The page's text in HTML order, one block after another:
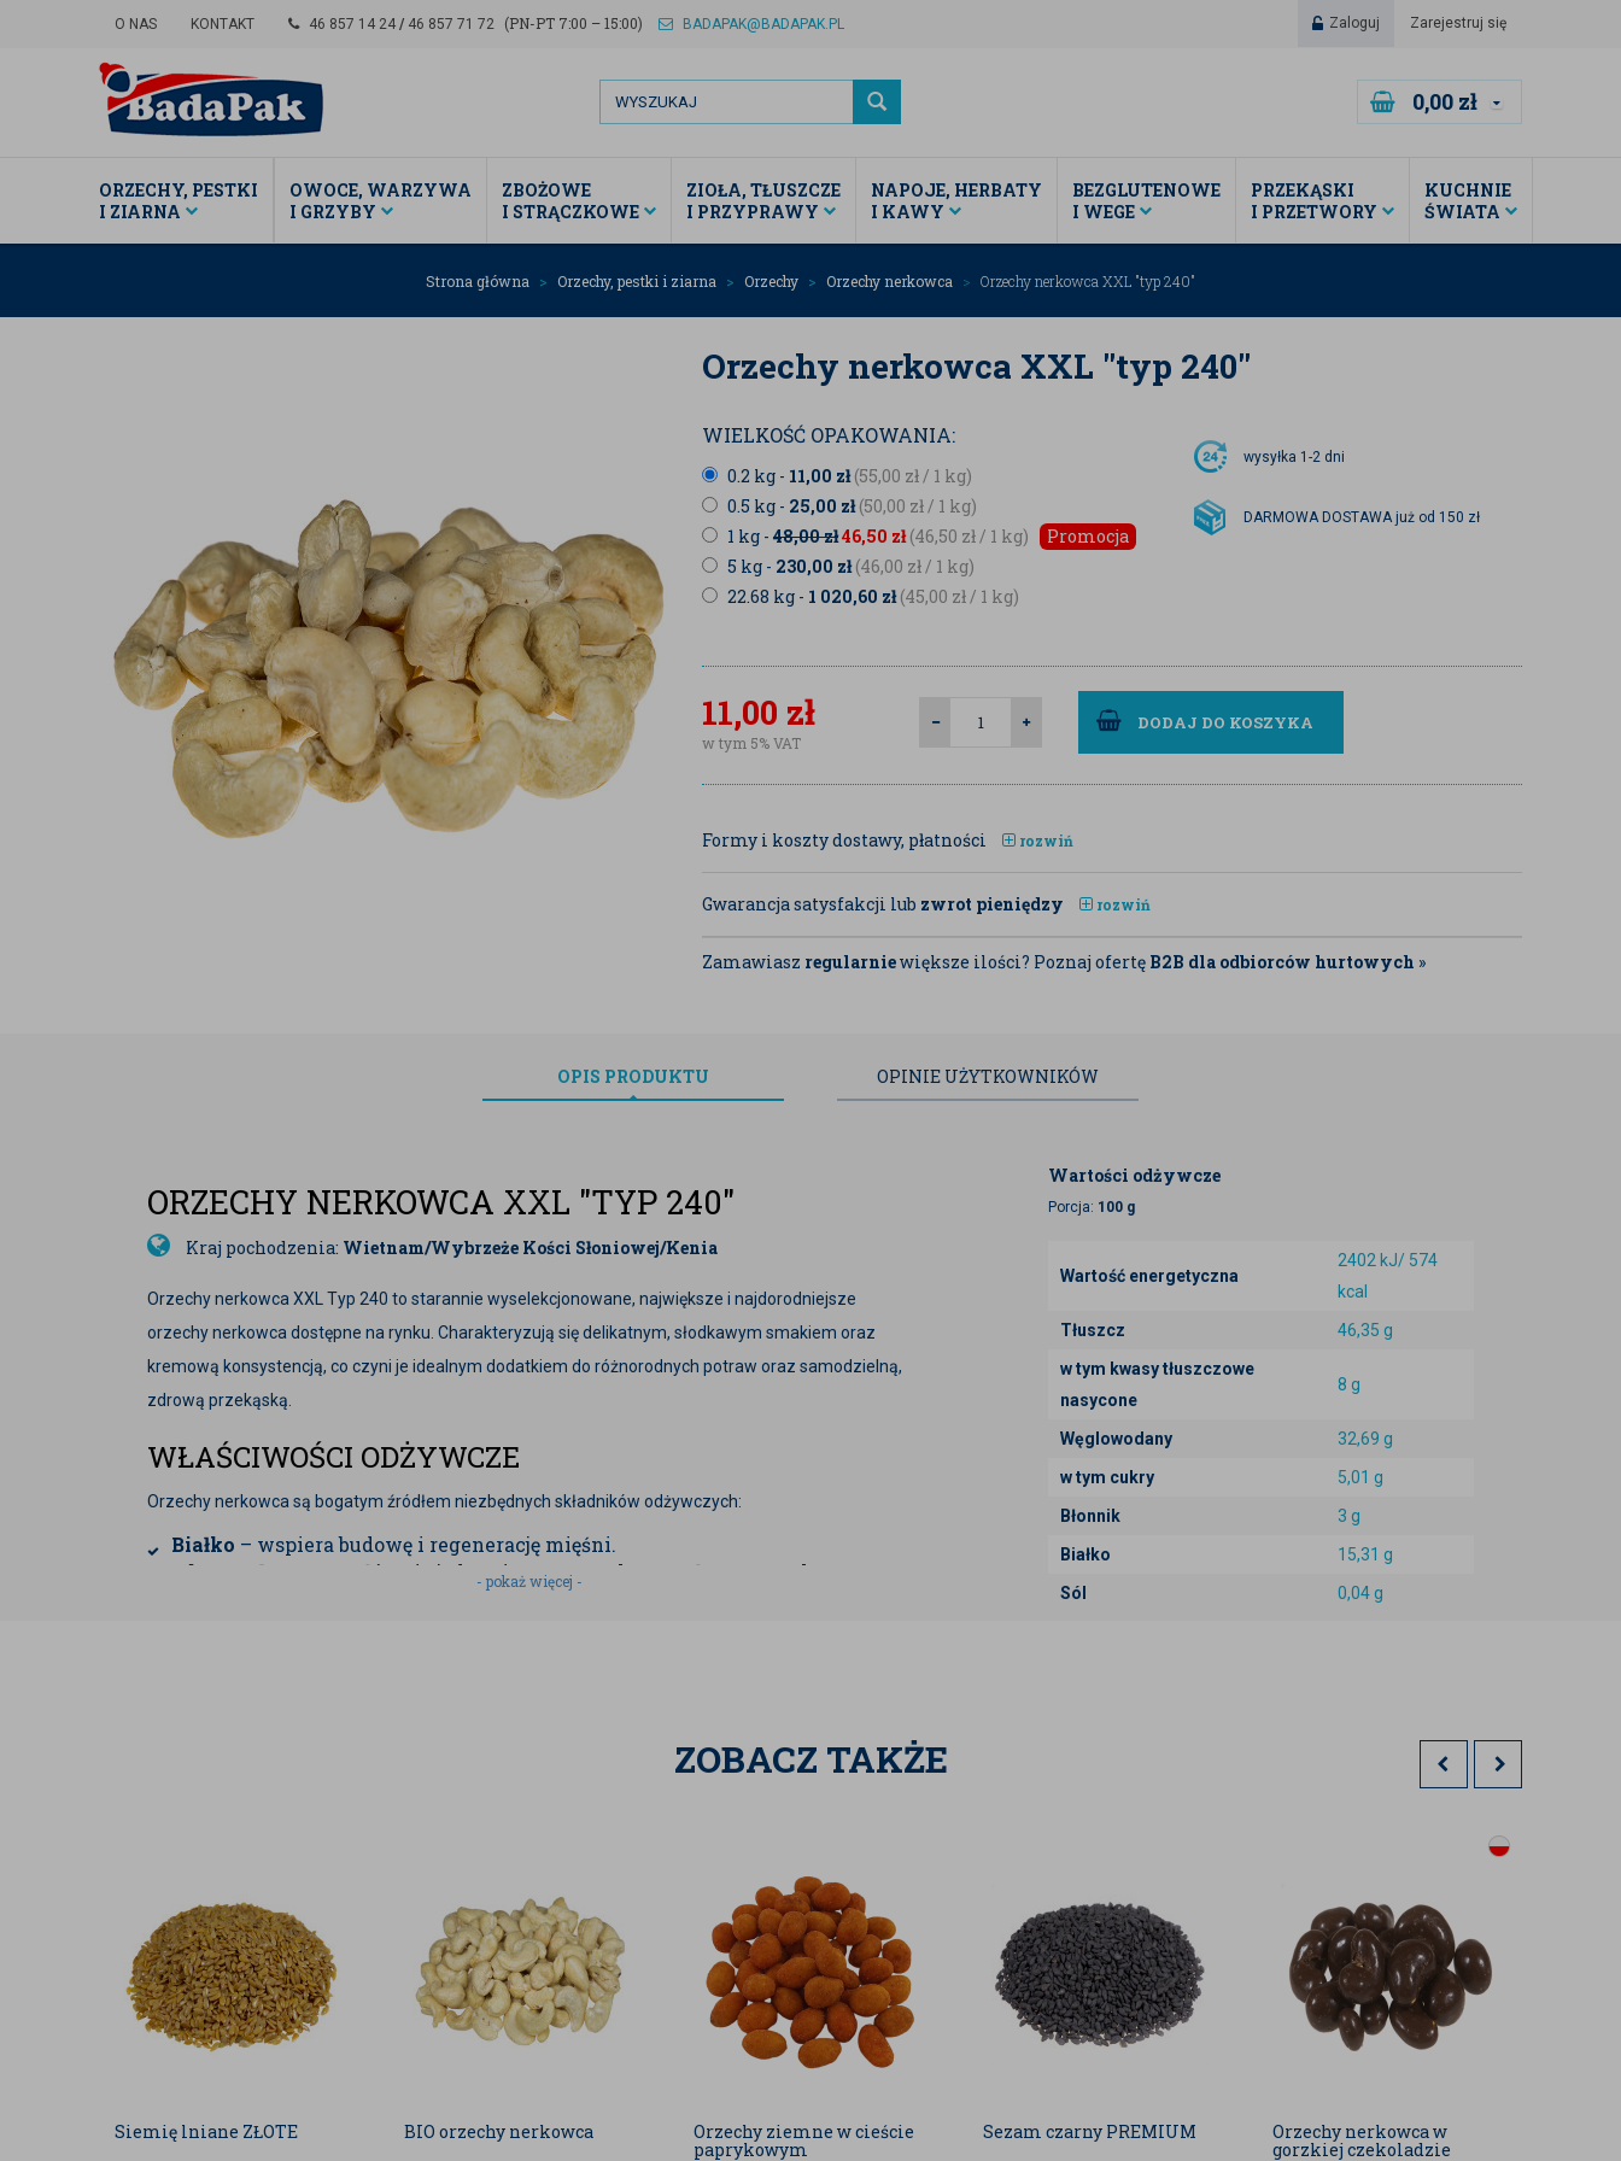
O NAS KONTAKT 46 857 14 24 / 46 857 71 72 (PN-PT 7:00 – 15:00) BADAPAK@BADAPAK.PL Zaloguj Zarejestruj się
0,00 zł
ORZECHY, PESTKI
I ZIARNA
OWOCE, WARZYWA
I GRZYBY
ZBOŻOWE
I STRĄCZKOWE
ZIOŁA, TŁUSZCZE
I PRZYPRAWY
NAPOJE, HERBATY
I KAWY
BEZGLUTENOWE
I WEGE
PRZEKĄSKI
I PRZETWORY
KUCHNIE
ŚWIATA
Strona główna Orzechy, pestki i ziarna Orzechy Orzechy nerkowca Orzechy nerkowca XXL "typ 240"
Orzechy nerkowca XXL "typ 240"
WIELKOŚĆ OPAKOWANIA:
0.2 kg - 11,00 zł(55,00 zł/ 1 kg)
0.5 kg - 25,00 zł(50,00 zł/ 1 kg)
1 kg - 48,00zł46,50 zł(46,50 zł/ 1 kg)
Promocja
5 kg - 230,00 zł(46,00 zł/ 1 kg)
22.68 kg - 1 020,60 zł(45,00 zł/ 1 kg)
wysyłka 1-2 dni
DARMOWA DOSTAWA już od 150 zł
11,00 zł
w tym 5% VAT
DODAJ DO KOSZYKA
Formy i koszty dostawy, płatności rozwiń
Gwarancja satysfakcji lub zwrot pieniędzy rozwiń
Zamawiasz regularniewiększe ilości? Poznaj ofertę B2B dla odbiorców hurtowych »
OPIS PRODUKTU OPINIE UŻYTKOWNIKÓW
ORZECHY NERKOWCA XXL "TYP 240"
Kraj pochodzenia: Wietnam/Wybrzeże Kości Słoniowej/Kenia
Orzechy nerkowca XXL Typ 240 to starannie wyselekcjonowane, największe i najdorodniejsze
orzechy nerkowca dostępne na rynku. Charakteryzują się delikatnym, słodkawym smakiem oraz
kremową konsystencją, co czyni je idealnym dodatkiem do różnorodnych potraw oraz samodzielną,
zdrową przekąską.
WŁAŚCIWOŚCI ODŻYWCZE
Orzechy nerkowca są bogatym źródłem niezbędnych składników odżywczych:
Białko – wspiera budowę i regenerację mięśni.
Zdrowe tłuszcze
– głównie jednonienasycone kwasy tłuszczowe korzystne
Regulacja poziomu cukru we krwi
– niski indeks glikemiczny sprawia, że
są odpowiednie dla osób z cukrzycą lub zagrożonych jej rozwojem.
Wzmocnienie układu nerwowego– magnez i witaminy z grupy B
wspierają funkcjonowanie układu nerwowego, pomagając w redukcji stresu i
poprawie nastroju.
Wsparcie dla kości i zębów– zawartość fosforu i magnezu przyczynia się
do utrzymania zdrowych kości i zębów.
Poprawa kondycji skóry i włosów
– obecność miedzi i innych minerałów
wspiera produkcję kolagenu i elastyny, wpływając na zdrowy wygląd skóry
ZASTOSOWANIE W KUCHNI
- pokaż więcej -
Wartości odżywcze
Porcja: 100 g
Wartość energetyczna
2402 kJ/ 574
kcal
Tłuszcz
46,35 g
w tym kwasy tłuszczowe
nasycone
8 g
Węglowodany
32,69 g
w tym cukry
5,01 g
Błonnik
3 g
Białko
15,31 g
Sól
0,04 g
ZOBACZ TAKŻE
Siemię lniane ZŁOTE BIO orzechy nerkowca Orzechy ziemne w cieście
paprykowym
Sezam czarny PREMIUM Orzechy nerkowca w
gorzkiej czekoladzie